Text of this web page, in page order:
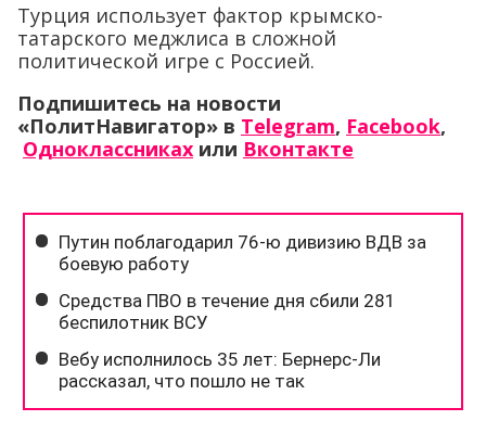
Турция использует фактор крымско-
татарского меджлиса в сложной
политической игре с Россией.
Подпишитесь на новости
«ПолитНавигатор» в Telegram, Facebook,
Одноклассниках или Вконтакте